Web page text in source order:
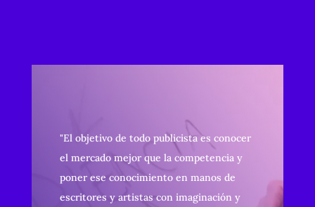
"El objetivo de todo publicista es conocer
el mercado mejor que la competencia y
poner ese conocimiento en manos de
escritores y artistas con imaginación y